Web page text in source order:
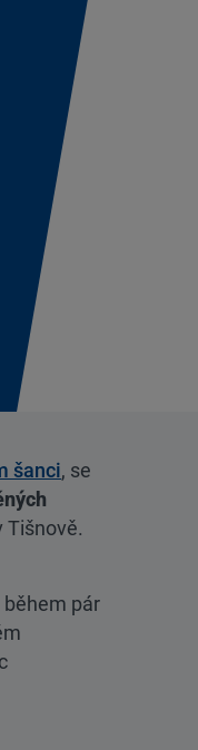
šanci, se
Tišnově.
během pár